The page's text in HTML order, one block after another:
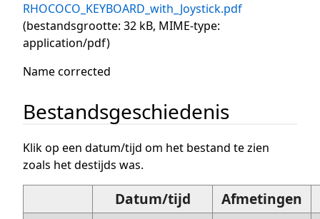
RHOCOCO_KEYBOARD_with_Joystick.pdf
(bestandsgrootte: 32 kB, MIME-type:
application/pdf)
Name corrected
Bestandsgeschiedenis
Klik op een datum/tijd om het bestand te zien
zoals het destijds was.
Datum/tijd Afmetingen